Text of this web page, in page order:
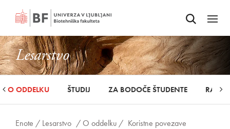
Odpri iskalnik
Odpri
Lesarstvo
O ODDELKU ŠTUDIJ ZA BODOČE ŠTUDENTE
Enote / Lesarstvo / O oddelku / Koristne povezave